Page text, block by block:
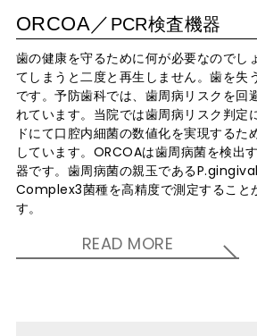
ORCOA／ PCR検査機器
歯の健康を守るために何が必要なのでし
てしまうと二度と再生しません。歯を失
です。予防歯科では、歯周病リスクを回
れています。当院では歯周病リスク判定
ドにて口腔内細菌の数値化を実現するた
しています。ORCOAは歯周病菌を検出
器です。歯周病菌の親玉である
Complex3菌種を高精度で測定すること
す。
READ MORE